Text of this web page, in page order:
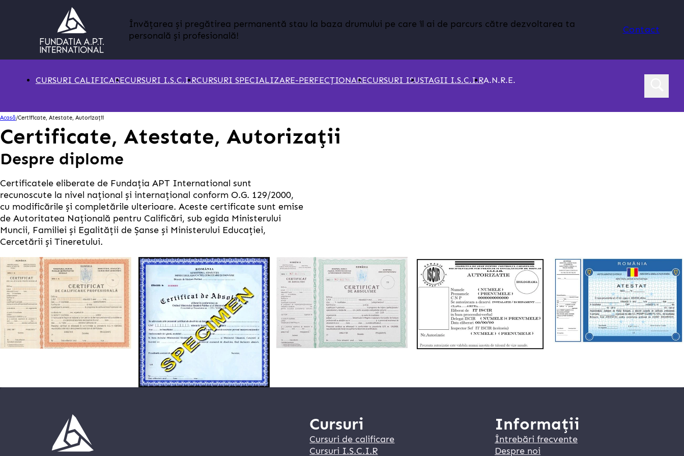
Învățarea și pregătirea permanentă stau la baza drumului pe care îl ai de parcurs către dezvoltarea ta
personală și profesională!
Contact
CURSURI CALIFICARECURSURI I.S.C.I.RCURSURI SPECIALIZARE-PERFECȚIONARECURSURI ISUSTAGII I.S.C.I.RA.N.R.E.
Acasă/Certificate, Atestate, Autorizații
Certificate, Atestate, Autorizații
Despre diplome
Certificatele eliberate de Fundația APT International sunt
recunoscute la nivel național și internațional conform O.G. 129/2000,
cu modificările și completările ulterioare. Aceste certificate sunt emise
de Autoritatea Națională pentru Calificări, sub egida Ministerului
Muncii, Familiei și Egalității de Șanse și Ministerului Educației,
Cercetării și Tineretului.
Cursuri
Cursuri de calificare
Cursuri I.S.C.I.R
Informații
Întrebări frecvente
Despre noi